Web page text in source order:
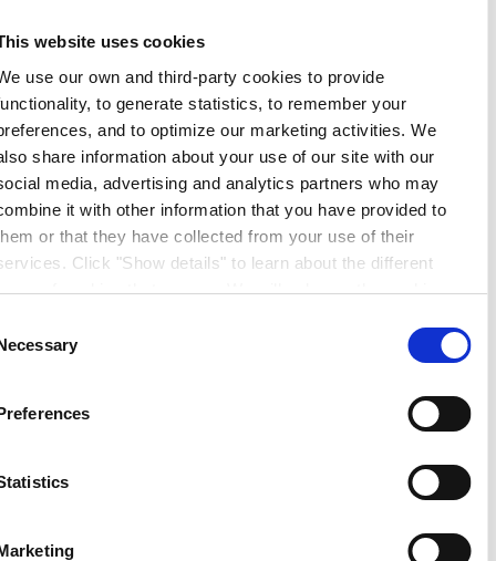
This website uses cookies
We use our own and third-party cookies to provide
functionality, to generate statistics, to remember your
preferences, and to optimize our marketing activities. We
also share information about your use of our site with our
social media, advertising and analytics partners who may
combine it with other information that you have provided to
them or that they have collected from your use of their
services. Click "Show details" to learn about the different
types of cookies that we use. We will only use the cookies
cookies after having received your consent. You may
withdraw your consent at any time by using the link in our
. If you would like to know more how we
process your personal data, please visit our
Privacy
Selection
Necessary
Preferences
Statistics
Marketing